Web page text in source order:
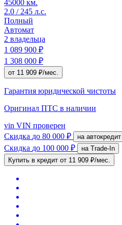
45000 км.
2.0 / 245 л.с.
Полный
Автомат
2 владельца
1 089 900 ₽
1 308 000 ₽
от 11 909 ₽/мес.
Гарантия юридической чистоты
Оригинал ПТС в наличии
vin VIN проверен
Скидка до 80 000 ₽ на автокредит
Скидка до 100 000 ₽
на Trade-In
Купить в кредит от 11 909 ₽/мес.